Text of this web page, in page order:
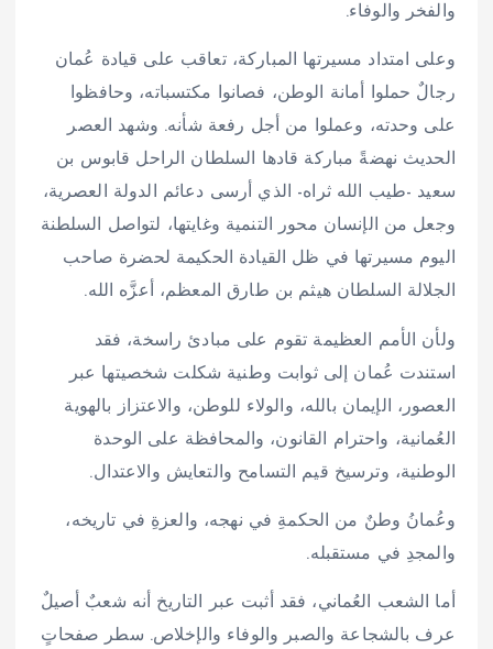
والفخر والوفاء.
وعلى امتداد مسيرتها المباركة، تعاقب على قيادة عُمان
رجالٌ حملوا أمانة الوطن، فصانوا مكتسباته، وحافظوا
على وحدته، وعملوا من أجل رفعة شأنه. وشهد العصر
الحديث نهضةً مباركة قادها السلطان الراحل قابوس بن
سعيد -طيب الله ثراه- الذي أرسى دعائم الدولة العصرية،
وجعل من الإنسان محور التنمية وغايتها، لتواصل السلطنة
اليوم مسيرتها في ظل القيادة الحكيمة لحضرة صاحب
الجلالة السلطان هيثم بن طارق المعظم، أعزَّه الله.
ولأن الأمم العظيمة تقوم على مبادئ راسخة، فقد
استندت عُمان إلى ثوابت وطنية شكلت شخصيتها عبر
العصور، الإيمان بالله، والولاء للوطن، والاعتزاز بالهوية
العُمانية، واحترام القانون، والمحافظة على الوحدة
الوطنية، وترسيخ قيم التسامح والتعايش والاعتدال.
وعُمانُ وطنٌ من الحكمةِ في نهجه، والعزةِ في تاريخه،
والمجدِ في مستقبله.
أما الشعب العُماني، فقد أثبت عبر التاريخ أنه شعبٌ أصيلٌ
عرف بالشجاعة والصبر والوفاء والإخلاص. سطر صفحاتٍ